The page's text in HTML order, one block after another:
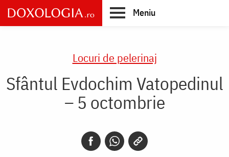
Skip
to
main
Meniu
Locuri de pelerinaj
Sfântul Evdochim Vatopedinul
– 5 octombrie